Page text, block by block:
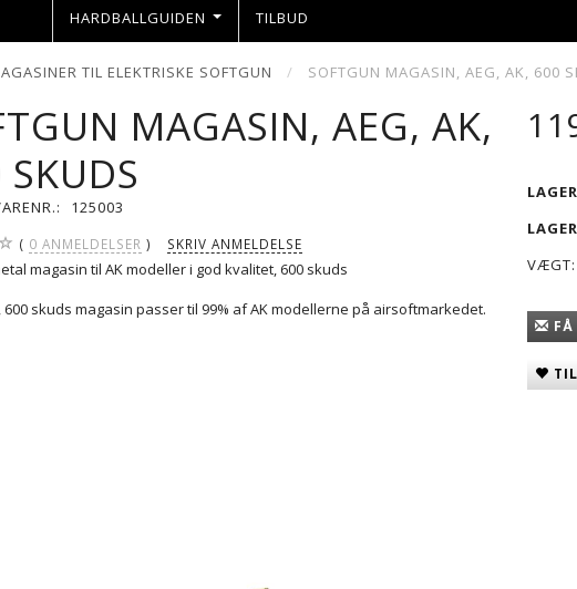
HARDBALLGUIDEN TILBUD
TIL ELEKTRISKE SOFTGUN SOFTGUN MAGASIN, AEG, AK, 600
MAGASIN, AEG, AK,
125003
0 ANMELDELSER SKRIV ANMELDELSE
magasin til AK modeller i god kvalitet, 600 skuds
600 skuds magasin passer til 99% af AK modellerne på airsoftmarkedet.
VÆGT: